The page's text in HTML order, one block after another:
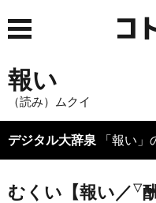
報い
（読み）ムクイ
デジタル大辞泉 「報い」
むくい【報い／ ▽